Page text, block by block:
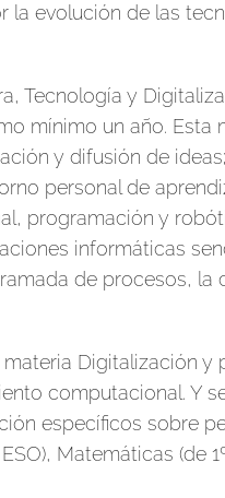
evolución de las
Tecnología y
mínimo un año. Esta
y difusión de
personal de
programación y
informáticas
de procesos,
Digitalización y
computacional. Y
específicos sobre
Matemáticas (de